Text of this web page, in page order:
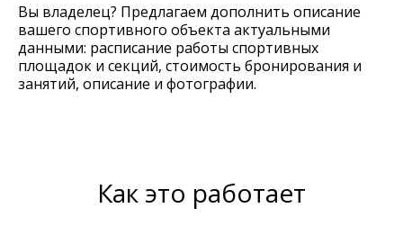
Вы владелец? Предлагаем дополнить описание
вашего спортивного объекта актуальными
данными: расписание работы спортивных
площадок и секций, стоимость бронирования и
занятий, описание и фотографии.
Как это работает